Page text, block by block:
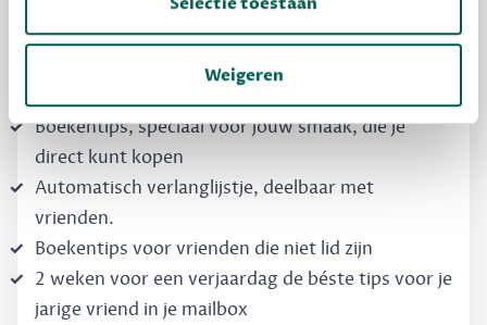
Weigeren
Schrijf nu gratis in
Boekentips, speciaal voor jouw smaak, die je
direct kunt kopen
Automatisch verlanglijstje, deelbaar met
vrienden.
Boekentips voor vrienden die niet lid zijn
2 weken voor een verjaardag de béste tips voor je
jarige vriend in je mailbox